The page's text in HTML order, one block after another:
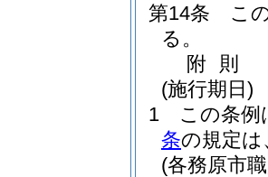
第14条
こ
る。
附 則
(施行期日)
1
この条例
条の規定は
(各務原市